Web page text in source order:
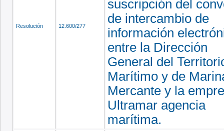
Resolución 12.600/277
suscripción del
de intercambio de
información
entre la Dirección
General del
Marítimo y de
Mercante y la
Ultramar agencia
marítima.